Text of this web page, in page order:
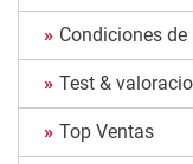
Condiciones de
Test &
Top Ventas